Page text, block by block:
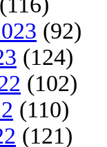
(92)
(124)
(102)
(110)
(121)